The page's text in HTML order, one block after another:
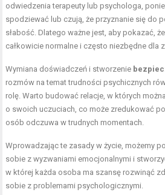
odwiedzenia terapeuty lub psychologa,
spodziewać lub czują, że przyznanie się do
słabość. Dlatego ważne jest, aby pokazać,
całkowicie normalne i często niezbędne dla
Wymiana doświadczeń i stworzenie
rozmów na temat trudności psychicznych
rolę. Warto budować relacje, w których
o swoich uczuciach, co może zredukować
osób odczuwa w trudnych momentach.
Wprowadzając te zasady w życie, możemy
sobie z wyzwaniami emocjonalnymi i
w której każda osoba ma szansę rozwinąć
sobie z problemami psychologicznymi.